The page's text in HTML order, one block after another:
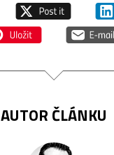
AUTOR ČLÁNKU